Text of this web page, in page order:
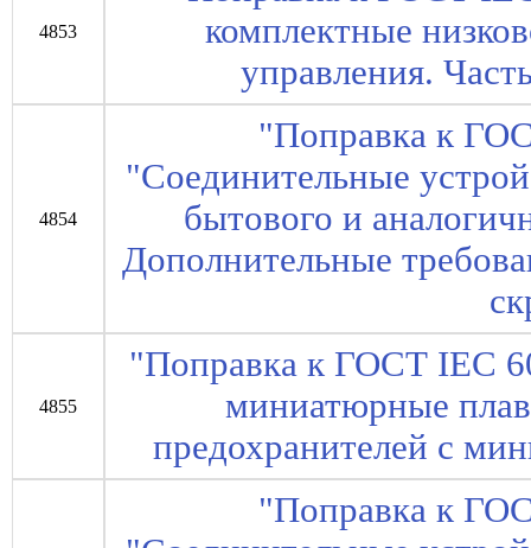
4853
комплектные
управления.
4854
"Поправка к
"Соединительные
бытового и
Дополнительные
4855
"Поправка к ГОСТ IEC
миниатюрные
предохранителей с
"Поправка к